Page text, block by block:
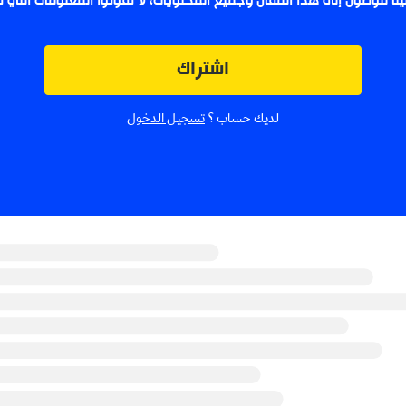
اشتراك
لديك حساب ؟ تسجيل الدخول